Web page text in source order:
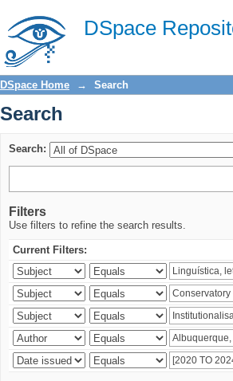
DSpace
Search
DSpace Home → Search
Search
Search:
Filters
Use filters to refine the search results.
Current Filters: